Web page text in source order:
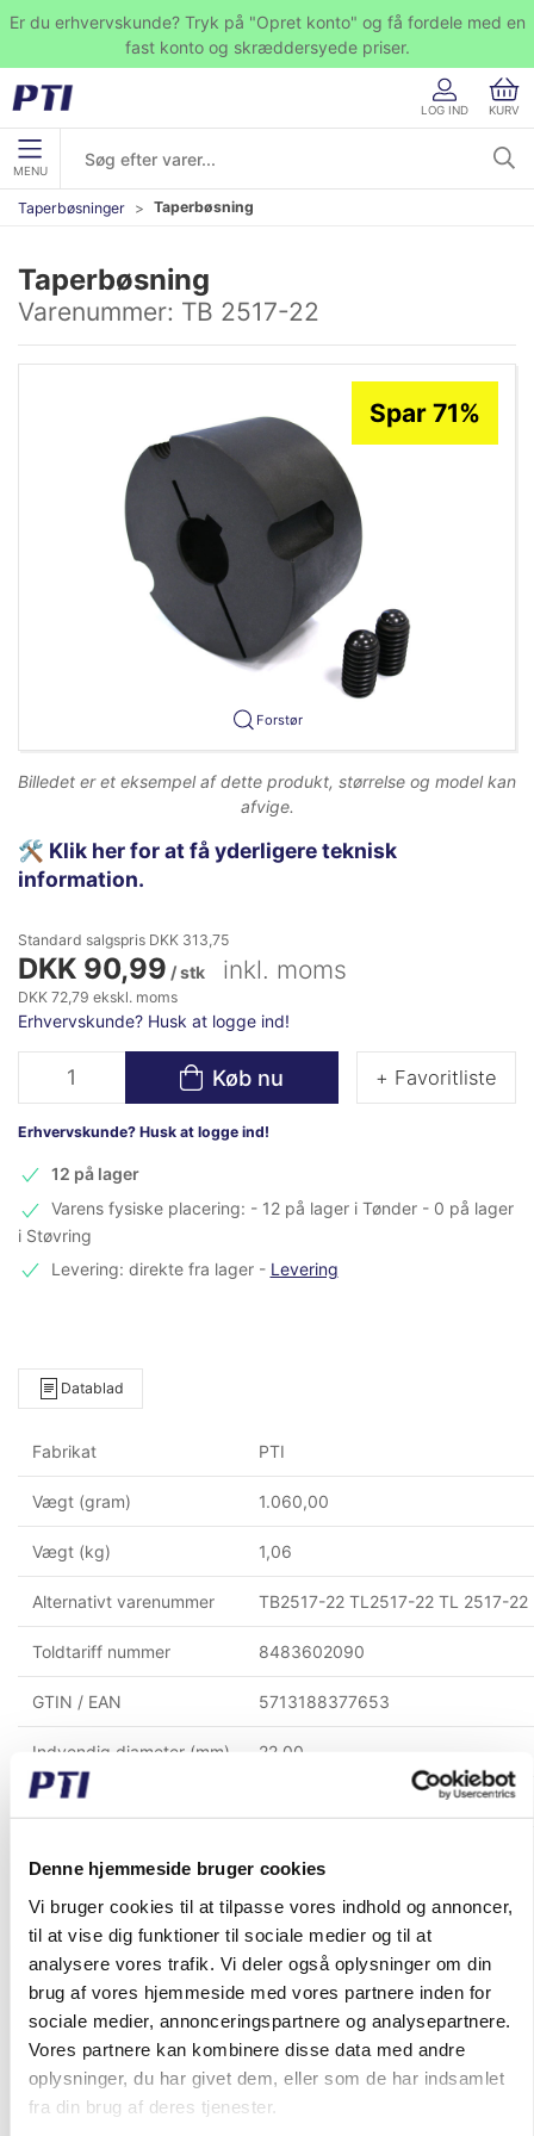
Denne hjemmeside bruger cookies
Vi bruger cookies til at tilpasse vores indhold og annoncer,
til at vise dig funktioner til sociale medier og til at
analysere vores trafik. Vi deler også oplysninger om din
brug af vores hjemmeside med vores partnere inden for
sociale medier, annonceringspartnere og analysepartnere.
Vores partnere kan kombinere disse data med andre
oplysninger, du har givet dem, eller som de har indsamlet
fra din brug af deres tjenester.
Er du erhvervskunde? Tryk på "Opret konto" og få fordele med en
fast konto og skræddersyede priser.
LOG IND KURV
MENU
Taperbøsninger Taperbøsning
Taperbøsning
Varenummer: TB 2517-22
Forstør
Spar 71%
Billedet er et eksempel af dette produkt, størrelse og model kan
afvige.
🛠️ Klik her for at få yderligere teknisk
information.
Standard salgspris DKK 313,75
DKK 90,99 / stk inkl. moms
DKK 72,79 ekskl. moms
Erhvervskunde? Husk at logge ind!
Køb nu
Erhvervskunde? Husk at logge ind!
+ Favoritliste
12 på lager
Varens fysiske placering: - 12 på lager i Tønder - 0 på lager
i Støvring
Levering: direkte fra lager- Levering
Datablad
Fabrikat PTI
Vægt (gram) 1.060,00
Vægt (kg) 1,06
Alternativt varenummer TB2517-22 TL2517-22 TL 2517-22
Toldtariff nummer 8483602090
GTIN / EAN 5713188377653
Indvendig diameter (mm) 22,00
Materiale
Købt sammen med denne vare
Spar 71% Spar 75%